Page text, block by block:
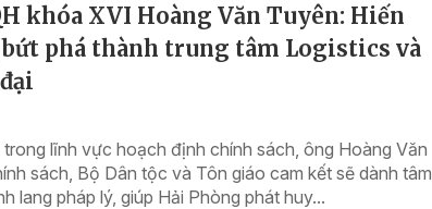
khóa XVI Hoàng Văn Tuyên: Hiến
bứt phá thành trung tâm Logistics và
trong lĩnh vực hoạch định chính sách, ông Hoàng Văn
sách, Bộ Dân tộc và Tôn giáo cam kết sẽ dành tâm
lang pháp lý, giúp Hải Phòng phát huy...